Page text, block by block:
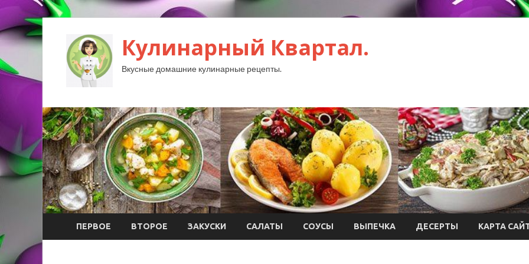
Кулинарный Квартал.
Вкусные домашние кулинарные рецепты.
ПЕРВОЕ ВТОРОЕ ЗАКУСКИ САЛАТЫ СОУСЫ ВЫПЕЧКА ДЕСЕРТЫ КАРТА